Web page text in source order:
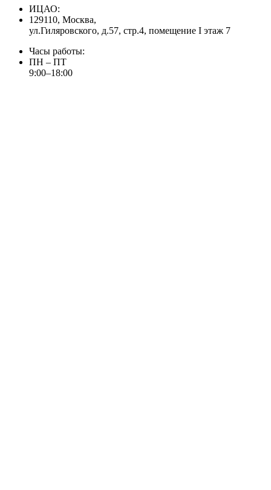
ИЦАО:
129110, Москва,
ул.Гиляровского, д.57, стр.4, помещение I этаж 7
Часы работы:
ПН – ПТ
9:00–18:00